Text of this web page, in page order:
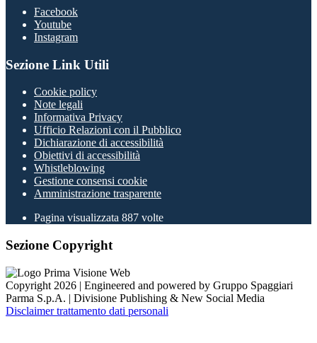
Facebook
Youtube
Instagram
Sezione Link Utili
Cookie policy
Note legali
Informativa Privacy
Ufficio Relazioni con il Pubblico
Dichiarazione di accessibilità
Obiettivi di accessibilità
Whistleblowing
Gestione consensi cookie
Amministrazione trasparente
Pagina visualizzata 887 volte
Sezione Copyright
Copyright 2026 | Engineered and powered by Gruppo Spaggiari
Parma S.p.A. | Divisione Publishing & New Social Media
Disclaimer trattamento dati personali